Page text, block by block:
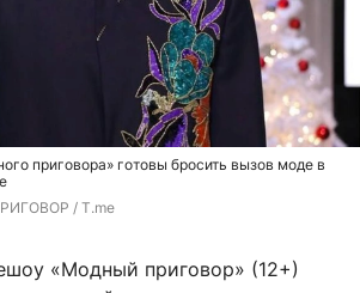
приговора» готовы бросить вызов моде в
/ T.me
«Модный приговор» (12+)